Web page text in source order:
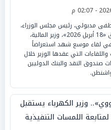
مدبولي، رئيس مجلس الوزراء،
اليوم السبت الموافق «18 أبريل 2026»، وزير المالية،
لقاء موسع شهد استعراضاً
واللقاءات التي عقدها الوزير خلال
صندوق النقد والبنك الدوليين
وزير الكهرباء يستقبل
اللمسات التنفيذية